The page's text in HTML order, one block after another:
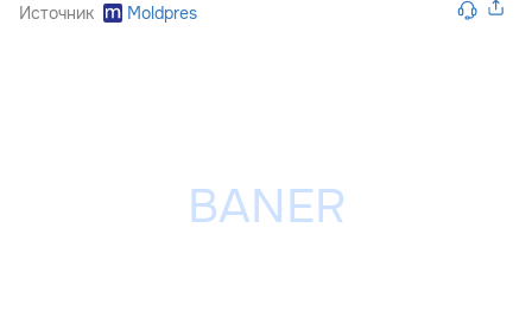
Источник Moldpres